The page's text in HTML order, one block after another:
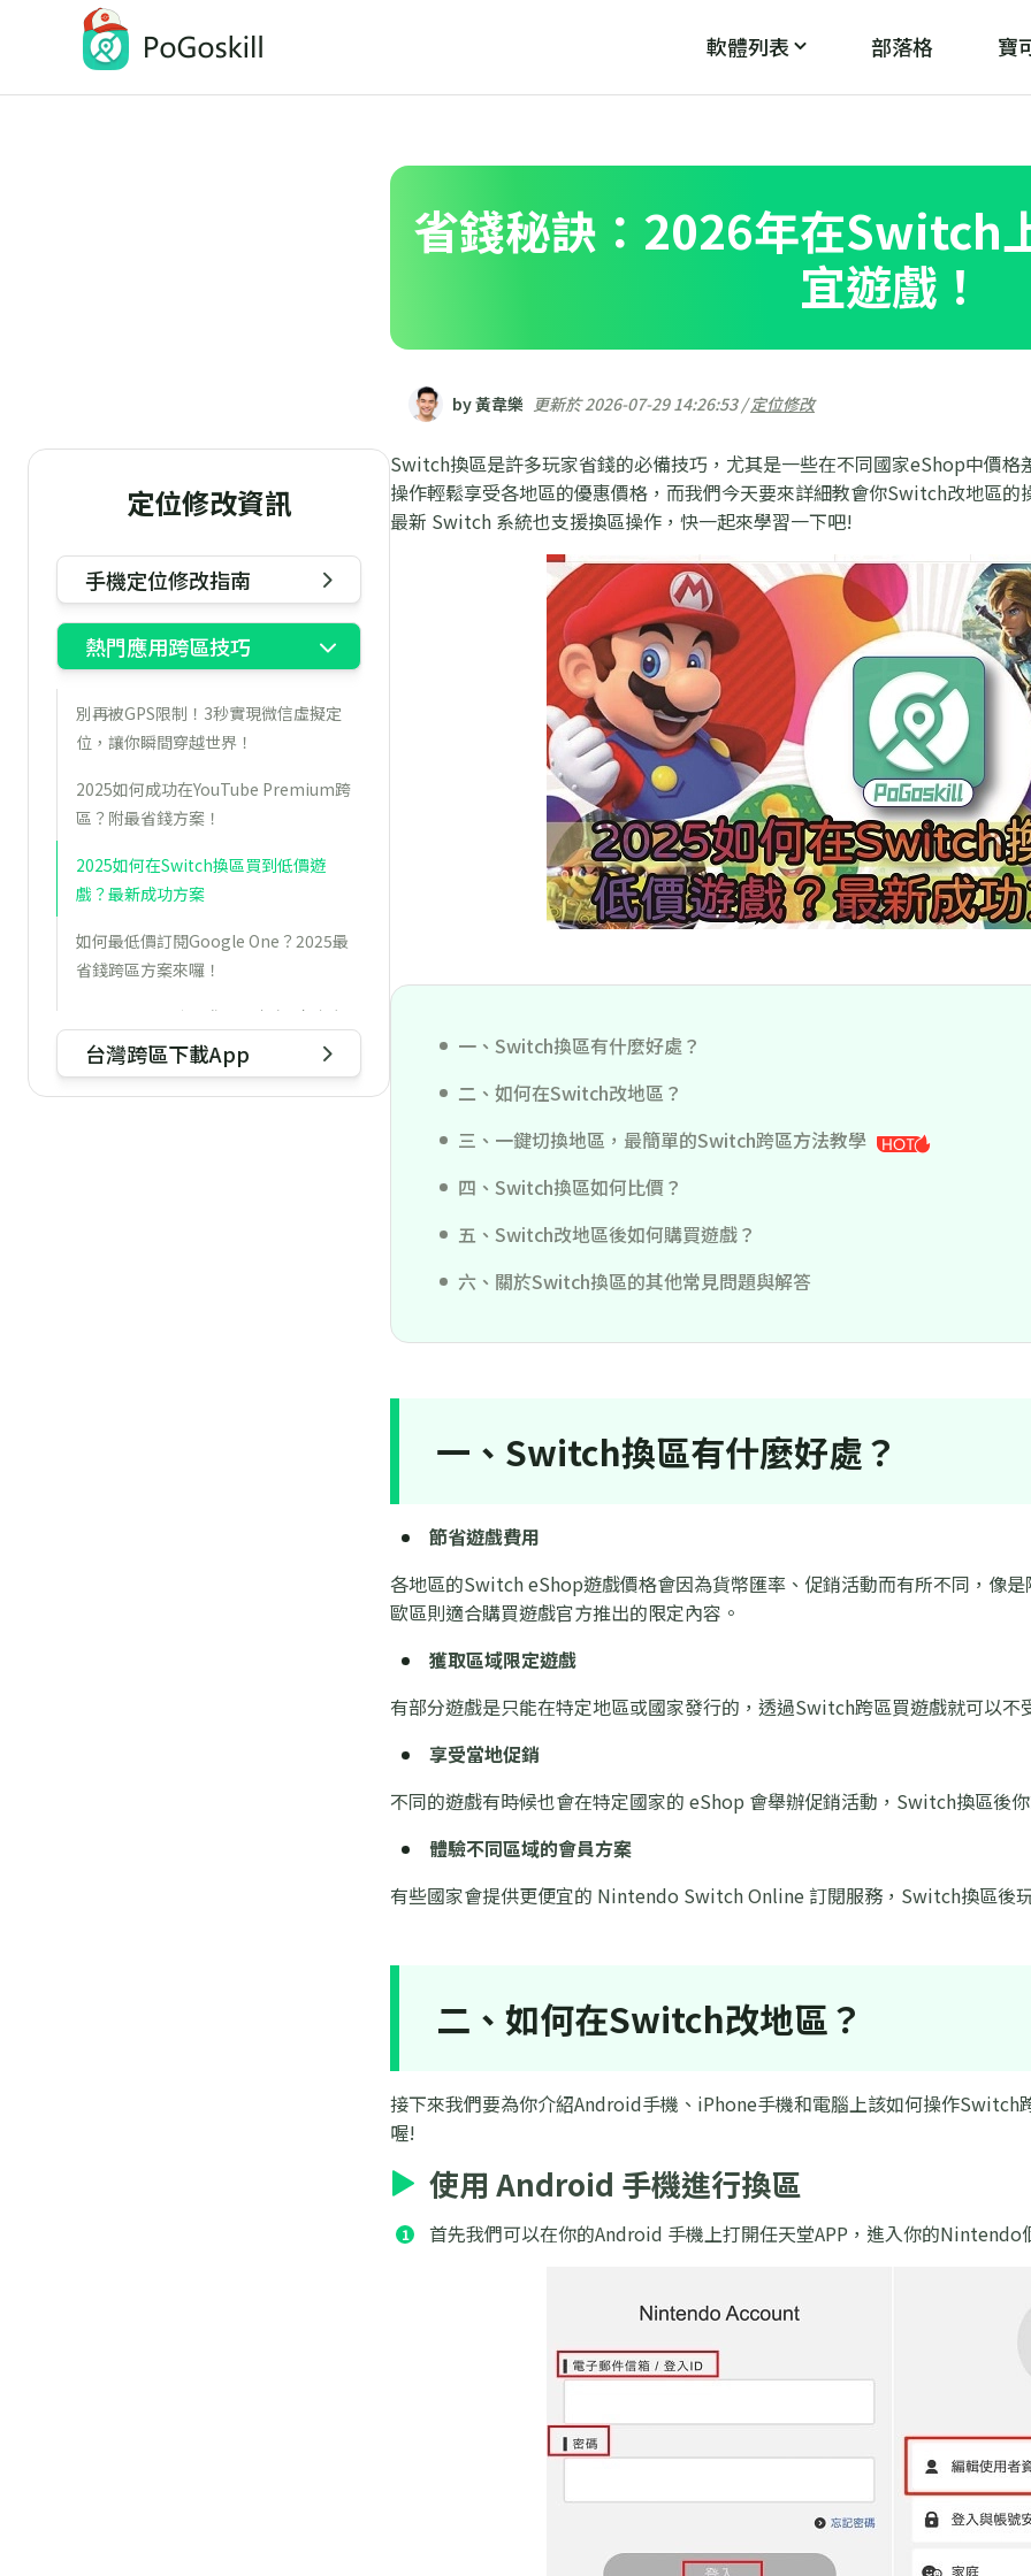
軟體列表
PoGoskill-Pokemon Go定位修改工具
破解「無法偵測目前位置12」
部落格 寶
定位修改資訊
手機定位修改指南
熱門應用跨區技巧
別再被GPS限制！3秒實現微信虛擬定
位，讓你瞬間穿越世界！
2025如何成功在YouTube Premium跨
區？附最省錢方案！
2025如何在Switch換區買到低價遊
戲？最新成功方案
如何最低價訂閱Google One？2025最
省錢跨區方案來囉！
2025 Spotify跨區購買全攻略：如何解
鎖全球最便宜價格？
台灣跨區下載App
省錢秘訣：2026年在Switch
宜遊戲！
by 黃韋樂 更新於 2026-07-29 14:26:53 /定位修改
Switch換區是許多玩家省錢的必備技巧，尤其是一些在不同國家eShop中價
操作輕鬆享受各地區的優惠價格，而我們今天要來詳細教會你Switch改地區
最新 Switch 系統也支援換區操作，快一起來學習一下吧!
一、Switch換區有什麼好處？
二、如何在Switch改地區？
三、一鍵切換地區，最簡單的Switch跨區方法教學
四、Switch換區如何比價？
五、Switch改地區後如何購買遊戲？
六、關於Switch換區的其他常見問題與解答
一、Switch換區有什麼好處？
節省遊戲費用
各地區的Switch eShop遊戲價格會因為貨幣匯率、促銷活動而有所不同，像
歐區則適合購買遊戲官方推出的限定內容。
獲取區域限定遊戲
有部分遊戲是只能在特定地區或國家發行的，透過Switch跨區買遊戲就可以
享受當地促銷
不同的遊戲有時候也會在特定國家的 eShop 會舉辦促銷活動，Switch換區後
體驗不同區域的會員方案
有些國家會提供更便宜的 Nintendo Switch Online 訂閱服務，Switch換區後
二、如何在Switch改地區？
接下來我們要為你介紹Android手機、iPhone手機和電腦上該如何操作Switch
喔!
使用 Android 手機進行換區
首先我們可以在你的Android 手機上打開任天堂APP，進入你的